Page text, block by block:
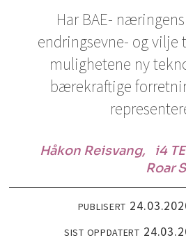
Har BAE-
endringsevne- og vilje
mulighetene ny
bærekraftige
Håkon Reisvang,
i4
Roar
PUBLISERT
SIST OPPDATERT